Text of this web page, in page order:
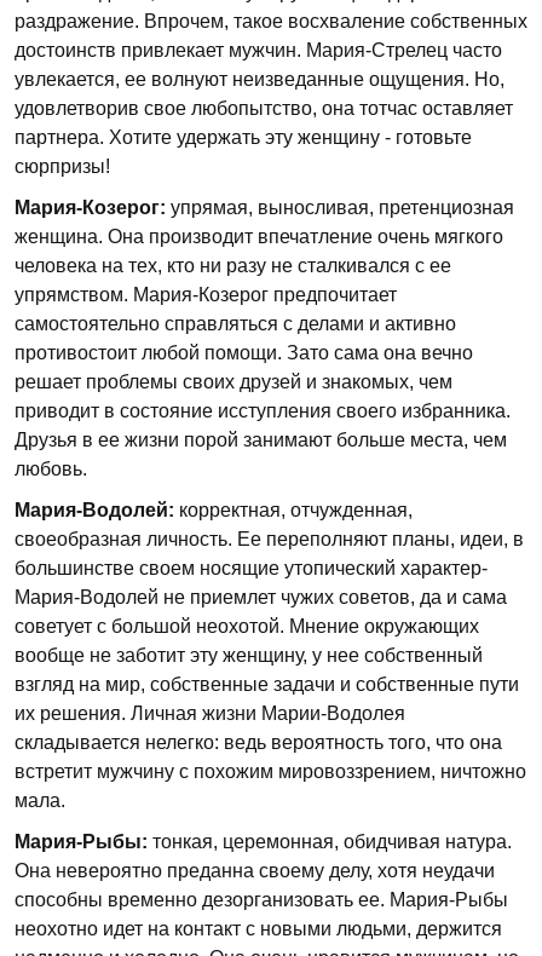
раздражение. Впрочем, такое восхваление собственных
достоинств привлекает мужчин. Мария-Стрелец часто
увлекается, ее волнуют неизведанные ощущения. Но,
удовлетворив свое любопытство, она тотчас оставляет
партнера. Хотите удержать эту женщину - готовьте
сюрпризы!
Мария-Козерог: упрямая, выносливая, претенциозная
женщина. Она производит впечатление очень мягкого
человека на тех, кто ни разу не сталкивался с ее
упрямством. Мария-Козерог предпочитает
самостоятельно справляться с делами и активно
противостоит любой помощи. Зато сама она вечно
решает проблемы своих друзей и знакомых, чем
приводит в состояние исступления своего избранника.
Друзья в ее жизни порой занимают больше места, чем
любовь.
Мария-Водолей: корректная, отчужденная,
своеобразная личность. Ее переполняют планы, идеи, в
большинстве своем носящие утопический характер-
Мария-Водолей не приемлет чужих советов, да и сама
советует с большой неохотой. Мнение окружающих
вообще не заботит эту женщину, у нее собственный
взгляд на мир, собственные задачи и собственные пути
их решения. Личная жизни Марии-Водолея
складывается нелегко: ведь вероятность того, что она
встретит мужчину с похожим мировоззрением, ничтожно
мала.
Мария-Рыбы: тонкая, церемонная, обидчивая натура.
Она невероятно преданна своему делу, хотя неудачи
способны временно дезорганизовать ее. Мария-Рыбы
неохотно идет на контакт с новыми людьми, держится